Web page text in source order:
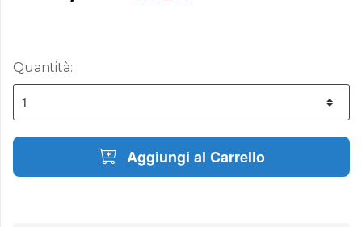
Quantità:
Aggiungi al Carrello